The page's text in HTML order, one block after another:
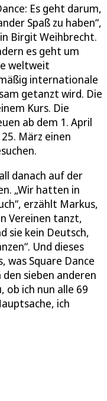
Es geht darum,
Spaß zu haben“,
Birgit Weihbrecht.
es geht um
weltweit
internationale
getanzt wird. Die
Kurs. Die
ab dem 1. April
März einen
danach auf der
„Wir hatten in
erzählt Markus,
Vereinen tanzt,
sie kein Deutsch,
Und dieses
was Square Dance
sieben anderen
ob ich nun alle 69
ich